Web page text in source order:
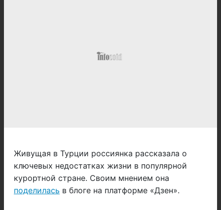
Живущая в Турции россиянка рассказала о
ключевых недостатках жизни в популярной
курортной стране. Своим мнением она
поделилась в блоге на платформе «Дзен».